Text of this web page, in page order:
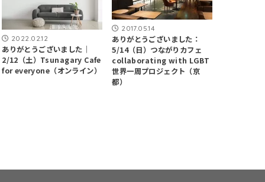
2022.02.12
ありがとうございました｜
2/12（土）Tsunagary Cafe
for everyone（オンライン）
2017.05.14
ありがとうございました：
5/14（日）つながりカフェ
collaborating with LGBT
世界一周プロジェクト（京
都）